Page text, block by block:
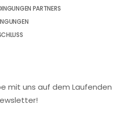
PARTNERS
mit uns auf dem Laufenden